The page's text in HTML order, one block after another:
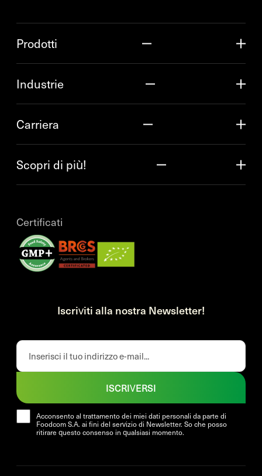
Prodotti
Industrie
Carriera
Scopri di più!
Certificati
Iscriviti alla nostra Newsletter!
Acconsento al trattamento dei miei dati personali da parte di
Foodcom S.A. ai fini del servizio di Newsletter. So che posso
ritirare questo consenso in qualsiasi momento.
ISCRIVERSI